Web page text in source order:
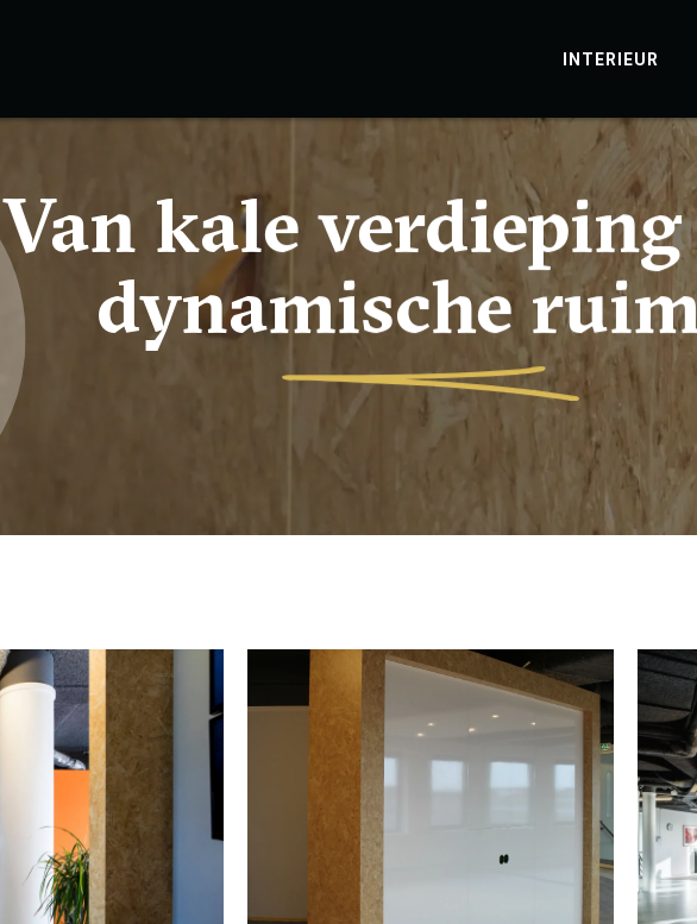
INTERIEUR
Van kale
dynamische